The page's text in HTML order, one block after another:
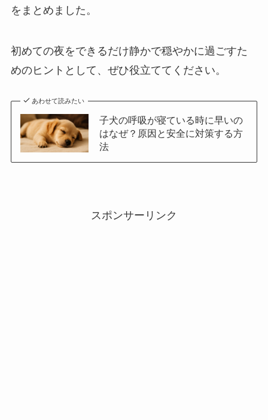
をまとめました。
初めての夜をできるだけ静かで穏やかに過ごすた
めのヒントとして、ぜひ役立ててください。
あわせて読みたい
子犬の呼吸が寝ている時に早いの
はなぜ？原因と安全に対策する方
法
スポンサーリンク